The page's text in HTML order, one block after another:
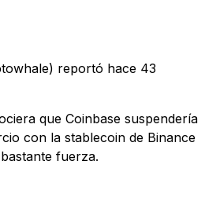
reportó hace 43
que Coinbase suspendería
con la stablecoin de Binance
fuerza.